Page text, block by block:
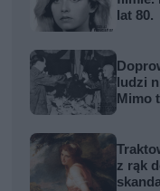
lat 80.
ludzi
Mimo
z rąk